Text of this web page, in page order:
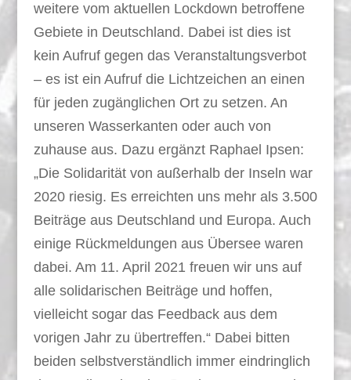
weitere vom aktuellen Lockdown betroffene
Gebiete in Deutschland. Dabei ist dies ist
kein Aufruf gegen das Veranstaltungsverbot
– es ist ein Aufruf die Lichtzeichen an einen
für jeden zugänglichen Ort zu setzen. An
unseren Wasserkanten oder auch von
zuhause aus. Dazu ergänzt Raphael Ipsen:
„Die Solidarität von außerhalb der Inseln war
2020 riesig. Es erreichten uns mehr als 3.500
Beiträge aus Deutschland und Europa. Auch
einige Rückmeldungen aus Übersee waren
dabei. Am 11. April 2021 freuen wir uns auf
alle solidarischen Beiträge und hoffen,
vielleicht sogar das Feedback aus dem
vorigen Jahr zu übertreffen.“ Dabei bitten
beiden selbstverständlich immer eindringlich